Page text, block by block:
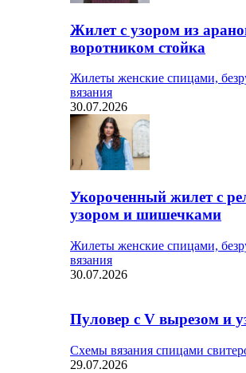
Жилет с узором из
воротником стойка
Жилеты женские спицами,
вязания
30.07.2026
Укороченный жилет с
узором и шишечками
Жилеты женские спицами,
вязания
30.07.2026
Пуловер с V вырезом и
Схемы вязания спицами
29.07.2026